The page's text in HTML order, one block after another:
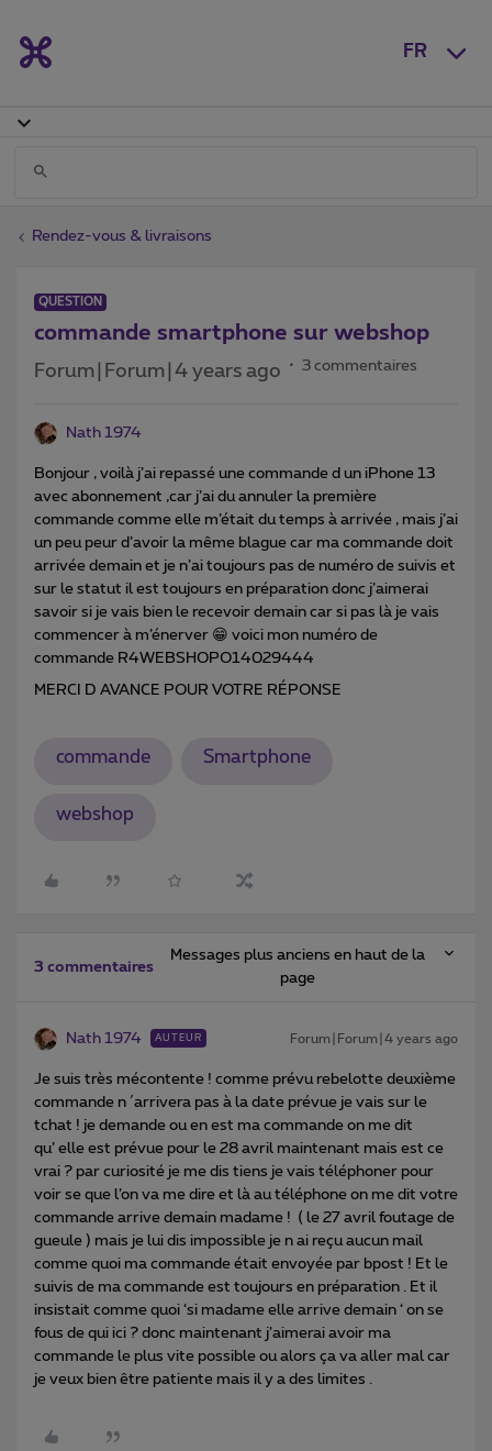
FR
Rendez-vous & livraisons
QUESTION
commande smartphone sur webshop
Forum|Forum|4 years ago 3 commentaires
Nath 1974
Bonjour , voilà j’ai repassé une commande d un iPhone 13
avec abonnement ,car j’ai du annuler la première
commande comme elle m’était du temps à arrivée , mais j’ai
un peu peur d’avoir la même blague car ma commande doit
arrivée demain et je n’ai toujours pas de numéro de suivis et
sur le statut il est toujours en préparation donc j’aimerai
savoir si je vais bien le recevoir demain car si pas là je vais
commencer à m’énerver 😁 voici mon numéro de
commande R4WEBSHOPO14029444
MERCI D AVANCE POUR VOTRE RÉPONSE
commande Smartphone
webshop
3 commentaires
Messages plus anciens en haut de la
page
Nath 1974 AUTEUR Forum|Forum|4 years ago
Je suis très mécontente ! comme prévu rebelotte deuxième
commande n ´arrivera pas à la date prévue je vais sur le
tchat ! je demande ou en est ma commande on me dit
qu’ elle est prévue pour le 28 avril maintenant mais est ce
vrai ? par curiosité je me dis tiens je vais téléphoner pour
voir se que l’on va me dire et là au téléphone on me dit votre
commande arrive demain madame ! ( le 27 avril foutage de
gueule ) mais je lui dis impossible je n ai reçu aucun mail
comme quoi ma commande était envoyée par bpost ! Et le
suivis de ma commande est toujours en préparation . Et il
insistait comme quoi ‘si madame elle arrive demain ‘ on se
fous de qui ici ? donc maintenant j’aimerai avoir ma
commande le plus vite possible ou alors ça va aller mal car
je veux bien être patiente mais il y a des limites .